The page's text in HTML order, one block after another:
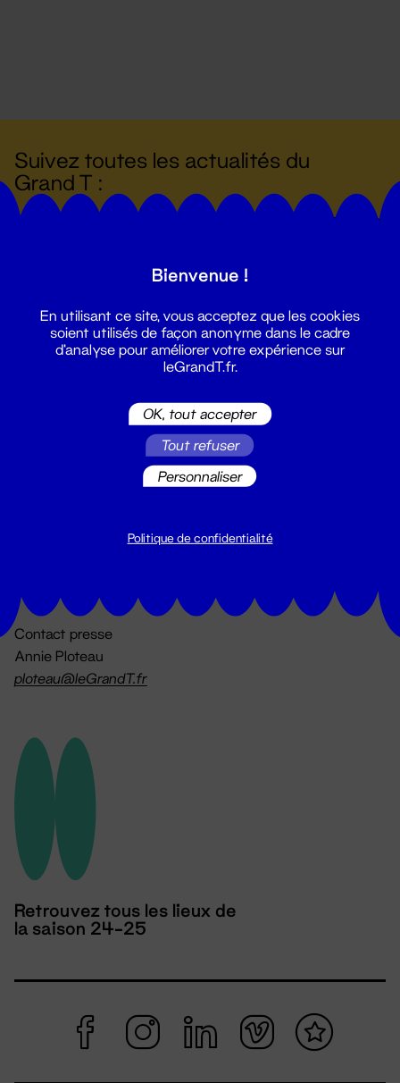
Suivez toutes les actualités du
Grand T :
billetterie@leGrandT.fr
Du lundi au vendredi 14h → 18h
Contact presse
Annie Ploteau
ploteau@leGrandT.fr
Retrouvez tous les lieux de
la saison 24-25
Bienvenue !
En utilisant ce site, vous acceptez que les cookies
soient utilisés de façon anonyme dans le cadre
d'analyse pour améliorer votre expérience sur
leGrandT.fr.
OK, tout accepter
Tout refuser
Personnaliser
Politique de confidentialité